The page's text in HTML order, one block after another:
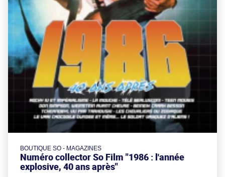
BOUTIQUE SO - MAGAZINES
Numéro collector So Film "1986 : l'année
explosive, 40 ans après"